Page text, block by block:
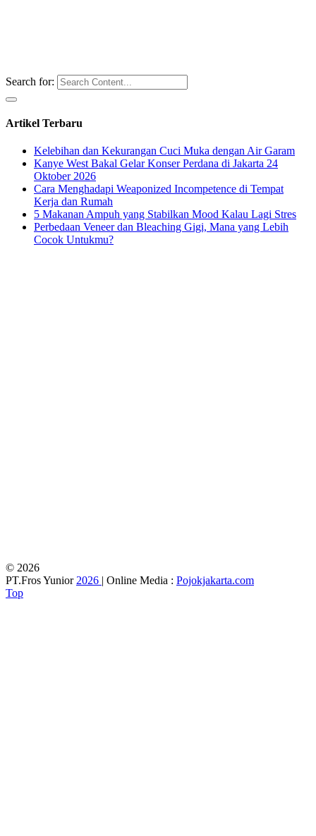
Search for:
Artikel Terbaru
Kelebihan dan Kekurangan Cuci Muka dengan Air Garam
Kanye West Bakal Gelar Konser Perdana di Jakarta 24
Oktober 2026
Cara Menghadapi Weaponized Incompetence di Tempat
Kerja dan Rumah
5 Makanan Ampuh yang Stabilkan Mood Kalau Lagi Stres
Perbedaan Veneer dan Bleaching Gigi, Mana yang Lebih
Cocok Untukmu?
© 2026
PT.Fros Yunior2026 | Online Media : Pojokjakarta.com
Top